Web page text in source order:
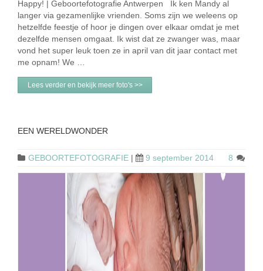
Happy! | Geboortefotografie Antwerpen Ik ken Mandy al
langer via gezamenlijke vrienden. Soms zijn we weleens op
hetzelfde feestje of hoor je dingen over elkaar omdat je met
dezelfde mensen omgaat. Ik wist dat ze zwanger was, maar
vond het super leuk toen ze in april van dit jaar contact met
me opnam! We …
Lees verder en bekijk meer foto's >>
EEN WERELDWONDER
GEBOORTEFOTOGRAFIE | 9 september 2014 8